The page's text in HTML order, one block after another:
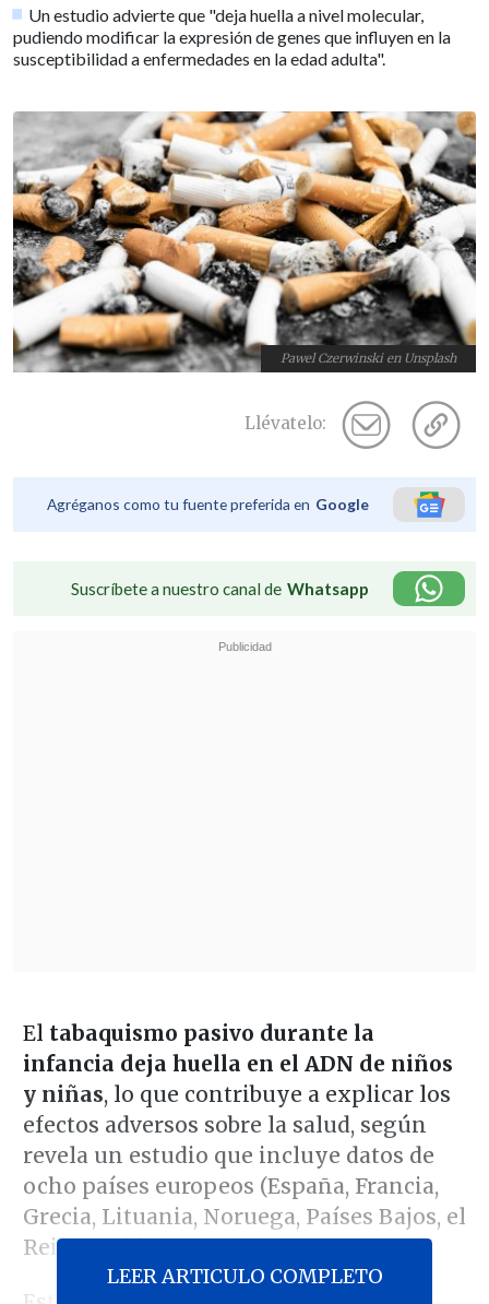
Un estudio advierte que "deja huella a nivel molecular,
pudiendo modificar la expresión de genes que influyen en la
susceptibilidad a enfermedades en la edad adulta".
Pawel Czerwinski en Unsplash
Llévatelo:
Agréganos como tu fuente preferida en Google
Suscríbete a nuestro canal de Whatsapp
El tabaquismo pasivo durante la
infancia deja huella en el ADN de niños
y niñas, lo que contribuye a explicar los
efectos adversos sobre la salud, según
revela un estudio que incluye datos de
ocho países europeos (España, Francia,
Grecia, Lituania, Noruega, Países Bajos, el
Reino Unido y Suecia).
LEER ARTICULO COMPLETO